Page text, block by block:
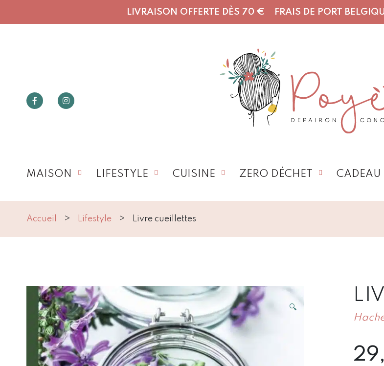
LIVRAISON OFFERTE DÈS 70 € FRAIS DE PORT
MAISON LIFESTYLE CUISINE ZERO DÉCHET CADEAU
Accueil Lifestyle Livre cueillettes
🔍